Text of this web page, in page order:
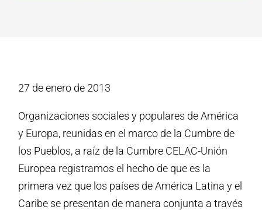
27 de enero de 2013
Organizaciones sociales y populares de América
y Europa, reunidas en el marco de la Cumbre de
los Pueblos, a raíz de la Cumbre CELAC-Unión
Europea registramos el hecho de que es la
primera vez que los países de América Latina y el
Caribe se presentan de manera conjunta a través